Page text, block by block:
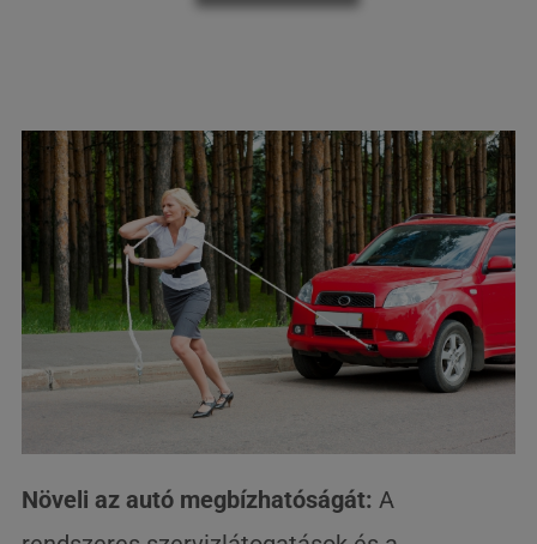
Növeli az autó megbízhatóságát: A